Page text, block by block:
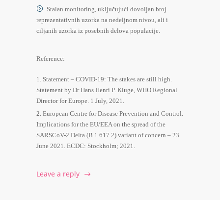
Stalan monitoring, uključujući dovoljan broj
reprezentativnih uzorka na nedeljnom nivou, ali i
ciljanih uzorka iz posebnih delova populacije.
Reference:
Statement – COVID-19: The stakes are still high.
Statement by Dr Hans Henri P. Kluge, WHO Regional
Director for Europe. 1 July, 2021.
European Centre for Disease Prevention and Control.
Implications for the EU/EEA on the spread of the
SARSCoV-2 Delta (B.1.617.2) variant of concern – 23
June 2021. ECDC: Stockholm; 2021.
Leave a reply